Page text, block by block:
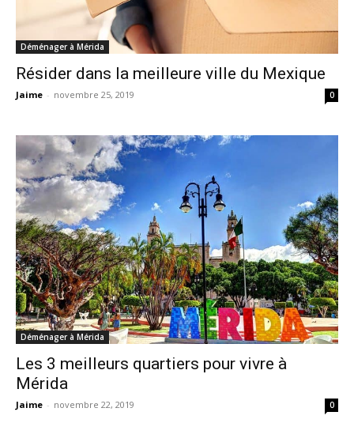
Déménager à Mérida
Résider dans la meilleure ville du Mexique
Jaime - novembre 25, 2019 0
Déménager à Mérida
Les 3 meilleurs quartiers pour vivre à
Mérida
Jaime - novembre 22, 2019 0